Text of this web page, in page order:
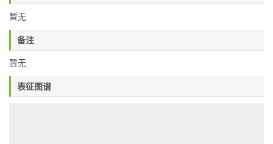
暂无
备注
暂无
表征图谱